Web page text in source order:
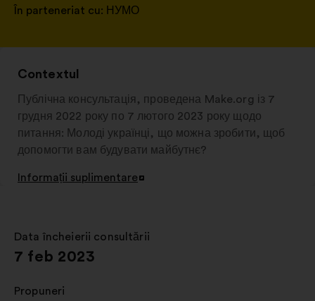
În parteneriat cu: НУМО
Contextul
Публічна консультація, проведена Make.org із 7
грудня 2022 року по 7 лютого 2023 року щодо
питання: Молоді українці, що можна зробити, щоб
допомогти вам будувати майбутнє?
Informații suplimentare
Deschidere
filă
nouă
Data încheierii consultării
:
7 feb 2023
Propuneri
: